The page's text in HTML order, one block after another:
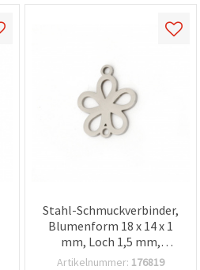
Stahl-Schmuckverbinder,
Blumenform 18 x 14 x 1
mm, Loch 1,5 mm,
silberfarben - 2 Stück
Artikelnummer: 176819